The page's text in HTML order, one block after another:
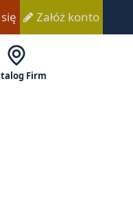
Załóż konto
Firm